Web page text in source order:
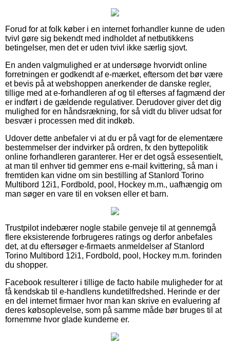
Forud for at folk køber i en internet forhandler kunne de uden
tvivl gøre sig bekendt med indholdet af netbutikkens
betingelser, men det er uden tvivl ikke særlig sjovt.
En anden valgmulighed er at undersøge hvorvidt online
forretningen er godkendt af e-mærket, eftersom det bør være
et bevis på at webshoppen anerkender de danske regler,
tillige med at e-forhandleren af og til efterses af fagmænd der
er indført i de gældende regulativer. Derudover giver det dig
mulighed for en håndsrækning, for så vidt du bliver udsat for
besvær i processen med dit indkøb.
Udover dette anbefaler vi at du er på vagt for de elementære
bestemmelser der indvirker på ordren, fx den byttepolitik
online forhandleren garanterer. Her er det også essesentielt,
at man til enhver tid gemmer ens e-mail kvittering, så man i
fremtiden kan vidne om sin bestilling af Stanlord Torino
Multibord 12i1, Fordbold, pool, Hockey m.m., uafhængig om
man søger en vare til en voksen eller et barn.
Trustpilot indebærer nogle stabile genveje til at gennemgå
flere eksisterende forbrugeres ratings og derfor anbefales
det, at du eftersøger e-firmaets anmeldelser af Stanlord
Torino Multibord 12i1, Fordbold, pool, Hockey m.m. forinden
du shopper.
Facebook resulterer i tillige de facto habile muligheder for at
få kendskab til e-handlens kundetilfredshed. Herinde er der
en del internet firmaer hvor man kan skrive en evaluering af
deres købsoplevelse, som på samme måde bør bruges til at
fornemme hvor glade kunderne er.